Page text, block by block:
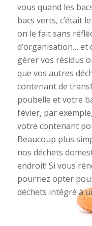
vous quand les
bacs verts, c’était
on le fait sans
d’organisation… et
gérer vos résidus
que vos autres
contenant de
poubelle et votre
l’évier, par
votre contenant
Beaucoup plus
nos déchets
endroit! Si vous
pourriez opter
déchets intégré à